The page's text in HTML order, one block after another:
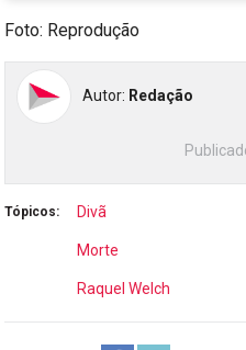
Foto: Reprodução
Autor: Redação
Tópicos: Divã
Morte
Raquel Welch